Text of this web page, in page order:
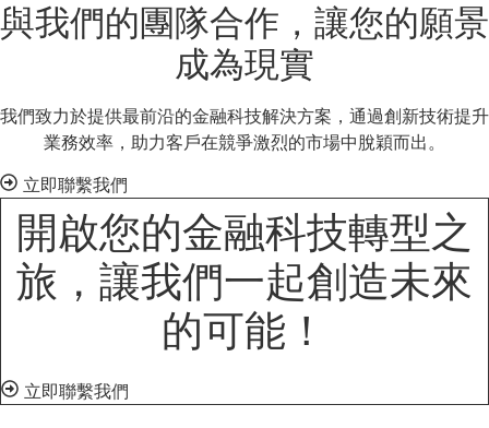
與我們的團隊合作，讓您的願景
成為現實
我們致力於提供最前沿的金融科技解決方案，通過創新技術提升
業務效率，助力客戶在競爭激烈的市場中脫穎而出。
立即聯繫我們
開啟您的金融科技轉型之
旅，讓我們一起創造未來
的可能！
立即聯繫我們